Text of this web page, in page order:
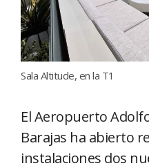
Sala Altitude, en la T1
El Aeropuerto
Barajas ha abierto
instalaciones dos